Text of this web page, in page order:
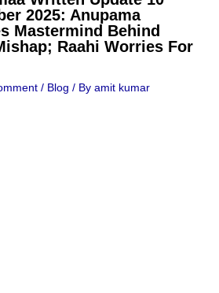
2025: Anupama
Mastermind Behind
Raahi Worries For
/ Blog / By amit kumar